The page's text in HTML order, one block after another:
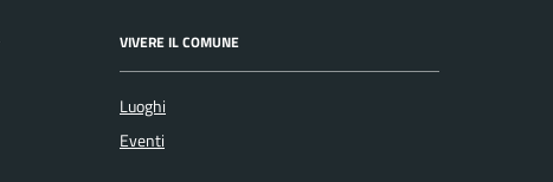
VIVERE IL COMUNE
Luoghi
Eventi